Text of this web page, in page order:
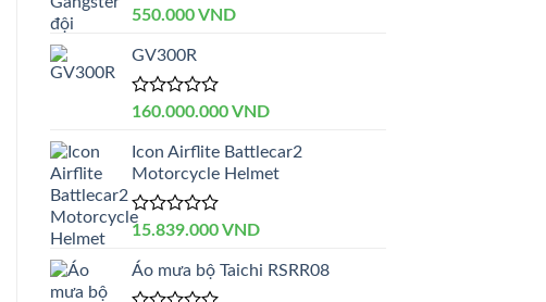
Được
hạng
0
5
550.000VND
GV300R
Được
hạng
0
5
sao
160.000.000VND
Icon Airflite Battlecar2
Motorcycle Helmet
Được
hạng
0
5
15.839.000VND
Áo mưa bộ Taichi RSRR08